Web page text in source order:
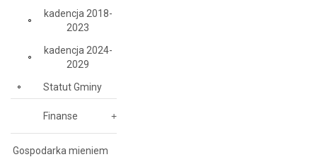
kadencja 2018-
2023
kadencja 2024-
2029
Statut Gminy
Finanse
Gospodarka mieniem